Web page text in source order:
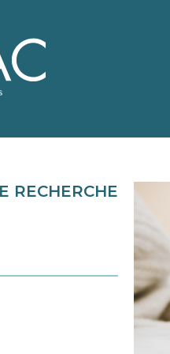
NOUS ?
SOINS
RECHERCHE